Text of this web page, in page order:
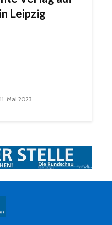
Leipzig
11. Mai 2023